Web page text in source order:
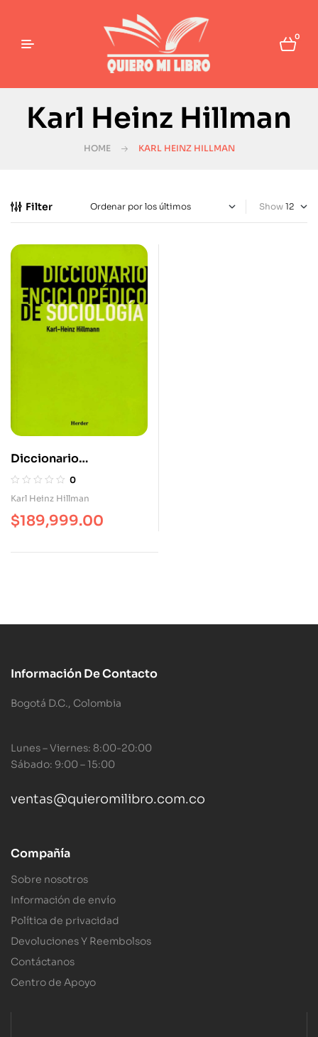
0
Karl Heinz Hillman
HOME KARL HEINZ HILLMAN
Filter Show
Diccionario
Enciclopédico De
Sociología
0
Karl Heinz Hillman
$189,999.00
Información De Contacto
Bogotá D.C., Colombia
Lunes – Viernes: 8:00-20:00
Sábado: 9:00 – 15:00
ventas@quieromilibro.com.co
Compañía
Sobre nosotros
Información de envío
Política de privacidad
Devoluciones Y Reembolsos
Contáctanos
Centro de Apoyo